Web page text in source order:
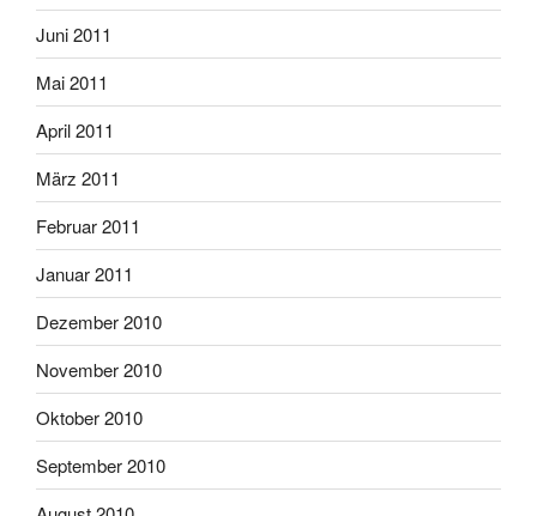
Juni 2011
Mai 2011
April 2011
März 2011
Februar 2011
Januar 2011
Dezember 2010
November 2010
Oktober 2010
September 2010